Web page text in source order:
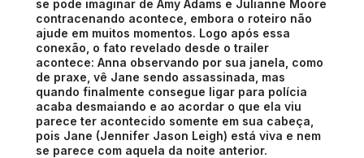
se pode imaginar de Amy Adams e Julianne Moore
contracenando acontece, embora o roteiro não
ajude em muitos momentos. Logo após essa
conexão, o fato revelado desde o trailer
acontece: Anna observando por sua janela, como
de praxe, vê Jane sendo assassinada, mas
quando finalmente consegue ligar para polícia
acaba desmaiando e ao acordar o que ela viu
parece ter acontecido somente em sua cabeça,
pois Jane (Jennifer Jason Leigh) está viva e nem
se parece com aquela da noite anterior.